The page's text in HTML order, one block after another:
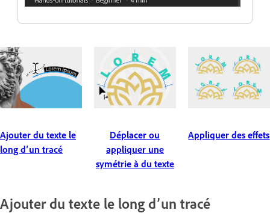
Ajouter du texte le
long d’un tracé
Appliquer des effets
Déplacer ou
appliquer une
symétrie à du texte
Ajouter du texte le long d’un tracé